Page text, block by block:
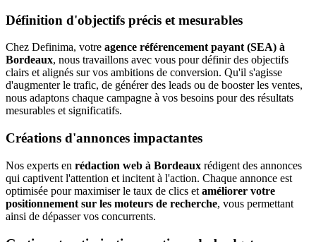
Définition d'objectifs précis et mesurables
Chez Definima, votre agence référencement payant (SEA) à
Bordeaux, nous travaillons avec vous pour définir des objectifs
clairs et alignés sur vos ambitions de conversion. Qu'il s'agisse
d'augmenter le trafic, de générer des leads ou de booster les ventes,
nous adaptons chaque campagne à vos besoins pour des résultats
mesurables et significatifs.
Créations d'annonces impactantes
Nos experts en rédaction web à Bordeaux rédigent des annonces
qui captivent l'attention et incitent à l'action. Chaque annonce est
optimisée pour maximiser le taux de clics et améliorer votre
positionnement sur les moteurs de recherche, vous permettant
ainsi de dépasser vos concurrents.